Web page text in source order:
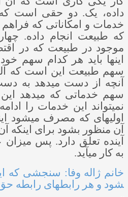
داده، یک. دو حقی است که
خدمات و امکاناتی که
که طبیعت انجام داده.
موجود در طبیعت که در
اینها باید هر کدام سهم
سهم طبیعت این است که
آنچه از دست می­دهد به دست
سهم خدماتی که می­دهد این
نمی­تواند این خدمات را
اولیه­ای که مصرف می­شود
آن منظور بشود برای اینکه
آینده تعلق دارد. پس
به کار می­آید.
شود و هر رابطه­ای رابطه